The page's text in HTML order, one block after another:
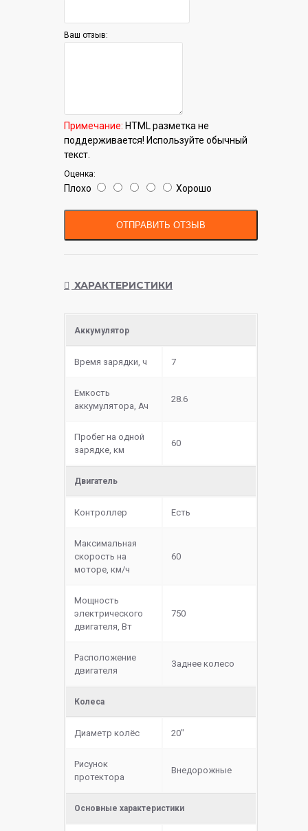
Ваш отзыв:
Примечание: HTML разметка не
поддерживается! Используйте обычный
текст.
Оценка:
Плохо Хорошо
ОТПРАВИТЬ ОТЗЫВ
ХАРАКТЕРИСТИКИ
Аккумулятор
Время зарядки, ч 7
Емкость
аккумулятора, Ач
28.6
Пробег на одной
зарядке, км
60
Двигатель
Контроллер Есть
Максимальная
скорость на
моторе, км/ч
60
Мощность
электрического
двигателя, Вт
750
Расположение
двигателя
Заднее колесо
Колеса
Диаметр колёс 20"
Рисунок
протектора
Внедорожные
Основные характеристики